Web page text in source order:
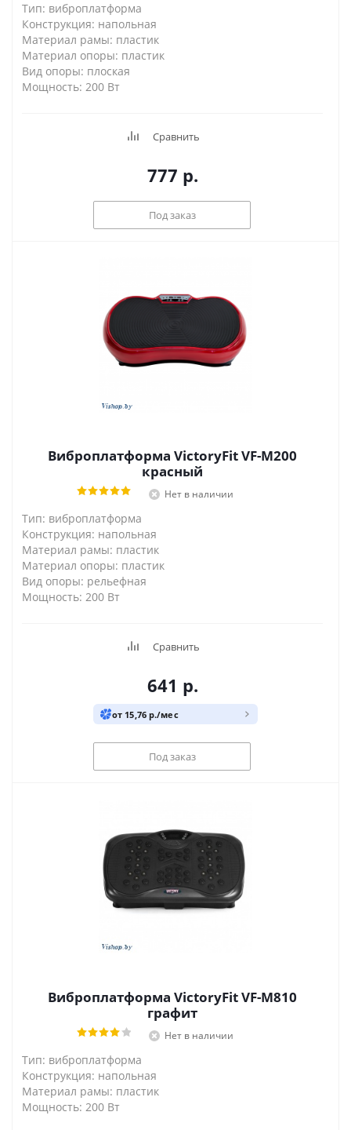
Тип: виброплатформа
Конструкция: напольная
Материал рамы: пластик
Материал опоры: пластик
Вид опоры: плоская
Мощность: 200 Вт
Сравнить
777 р.
Под заказ
Виброплатформа VictoryFit VF-M200
красный
Нет в наличии
Тип: виброплатформа
Конструкция: напольная
Материал рамы: пластик
Материал опоры: пластик
Вид опоры: рельефная
Мощность: 200 Вт
Сравнить
641 р.
от 15,76 р./мес
Под заказ
Виброплатформа VictoryFit VF-M810
графит
Нет в наличии
Тип: виброплатформа
Конструкция: напольная
Материал рамы: пластик
Мощность: 200 Вт